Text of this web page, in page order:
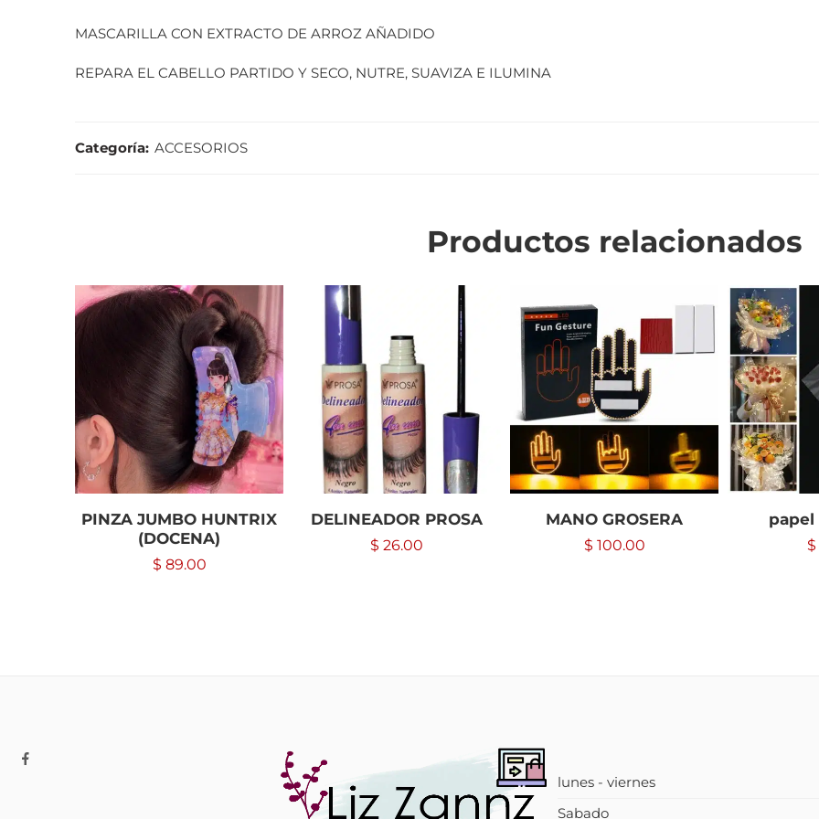
MASCARILLA CON EXTRACTO DE ARROZ AÑADIDO
REPARA EL CABELLO PARTIDO Y SECO, NUTRE, SUAVIZA E ILUMINA
Categoría: ACCESORIOS
Productos relacionados
PINZA JUMBO HUNTRIX
(DOCENA)
$ 89.00
DELINEADOR PROSA
$ 26.00
MANO GROSERA
$ 100.00 $
lunes - viernes
Sabado